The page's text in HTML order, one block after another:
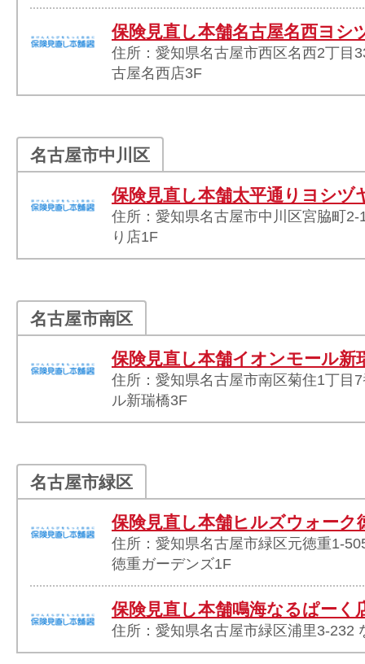
保険見直し本舗名古屋名西ヨシ
住所：愛知県名古屋市西区名西2丁目
古屋名西店3F
名古屋市中川区
保険見直し本舗太平通りヨシヅ
住所：愛知県名古屋市中川区宮脇町2-
り店1F
名古屋市南区
保険見直し本舗イオンモール新
住所：愛知県名古屋市南区菊住1丁目
ル新瑞橋3F
名古屋市緑区
保険見直し本舗ヒルズウォーク
住所：愛知県名古屋市緑区元徳重1-
徳重ガーデンズ1F
保険見直し本舗鳴海なるぱーく
住所：愛知県名古屋市緑区浦里3-232